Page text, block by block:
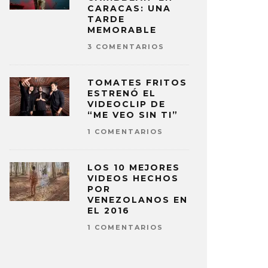
CARACAS: UNA
TARDE
MEMORABLE
3 COMENTARIOS
TOMATES FRITOS
ESTRENÓ EL
VIDEOCLIP DE
“ME VEO SIN TI”
1 COMENTARIOS
LOS 10 MEJORES
VIDEOS HECHOS
POR
VENEZOLANOS EN
EL 2016
1 COMENTARIOS